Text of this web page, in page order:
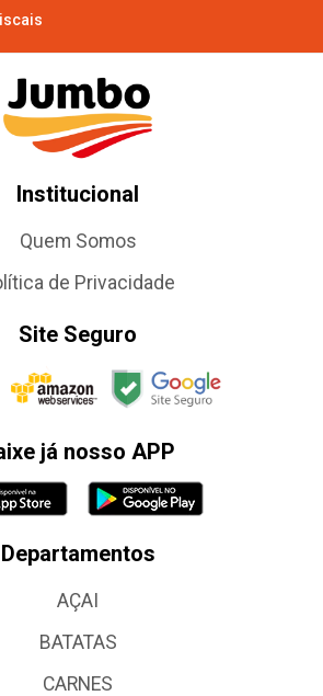
Institucional
Quem Somos
de Privacidade
Site Seguro
já nosso APP
Departamentos
AÇAI
BATATAS
CARNES